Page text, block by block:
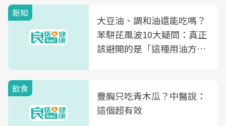
新知
大豆油、調和油還能吃嗎？
苯駢芘風波10大疑問：真正
該避開的是「這種用油方
飲食
豐胸只吃青木瓜？中醫說：
這個超有效